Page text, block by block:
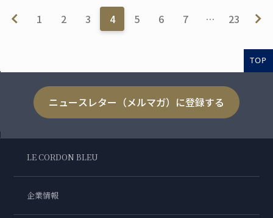
1 2 3 4 5 6 7 … 23
TOP
ニュースレター（メルマガ）に登録する
LE CORDON BLEU
企業情報